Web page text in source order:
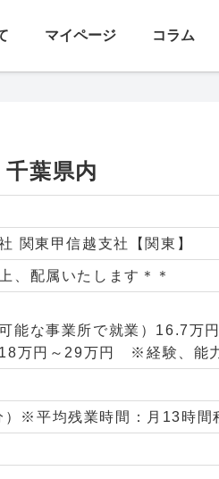
マイページ コラム
葉県内
関東甲信越支社【関東】
、配属いたします＊＊
能な事業所で就業）16.7万
万円～29万円 ※経験、能
※平均残業時間：月13時間